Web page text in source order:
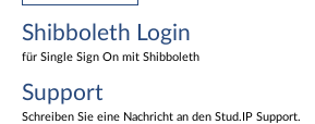
Shibboleth Login
für Single Sign On mit Shibboleth
Support
Schreiben Sie eine Nachricht an den Stud.IP Support.